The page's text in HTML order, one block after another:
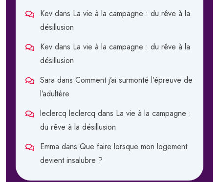
Kev dans La vie à la campagne : du rêve à la
désillusion
Kev dans La vie à la campagne : du rêve à la
désillusion
Sara dans Comment j’ai surmonté l’épreuve de
l’adultère
leclercq leclercq dans La vie à la campagne :
du rêve à la désillusion
Emma dans Que faire lorsque mon logement
devient insalubre ?